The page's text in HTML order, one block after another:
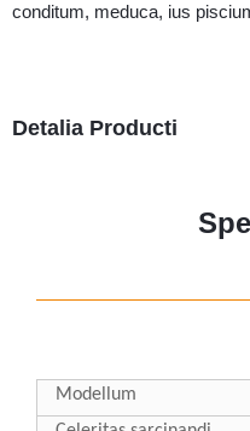
conditum, meduca, ius
Detalia Producti
Modellum